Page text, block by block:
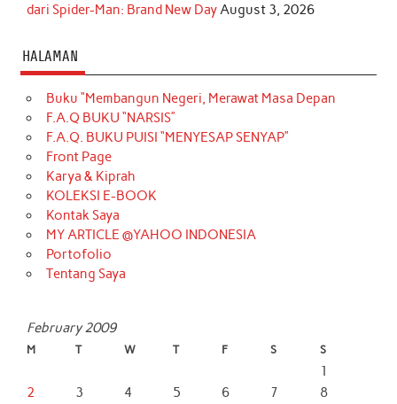
dari Spider-Man: Brand New DayAugust 3, 2026
HALAMAN
Buku “Membangun Negeri, Merawat Masa Depan
F.A.Q BUKU “NARSIS”
F.A.Q. BUKU PUISI “MENYESAP SENYAP”
Front Page
Karya & Kiprah
KOLEKSI E-BOOK
Kontak Saya
MY ARTICLE @YAHOO INDONESIA
Portofolio
Tentang Saya
February 2009
M T W T F S S
1
2
3 4 5 6 7 8